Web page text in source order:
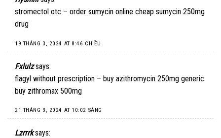
stromectol otc – order sumycin online cheap sumycin 250mg
drug
19 THÁNG 3, 2024 AT 8:46 CHIỀU
Fxlulz says:
flagyl without prescription – buy azithromycin 250mg generic
buy zithromax 500mg
21 THÁNG 3, 2024 AT 10:02 SÁNG
Lzrrrk says: